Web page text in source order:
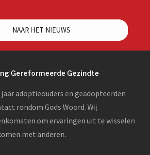
NAAR HET NIEUWS
Gereformeerde Gezindte
adoptieouders en geadopteerden
rondom Gods Woord. Wij
om ervaringen uit te wisselen
met anderen.